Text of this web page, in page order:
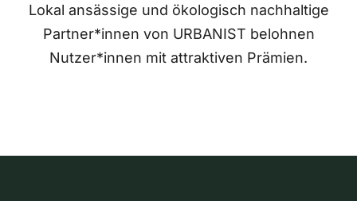
Lokal ansässige und ökologisch nachhaltige
Partner*innen von URBANIST belohnen
Nutzer*innen mit attraktiven Prämien.